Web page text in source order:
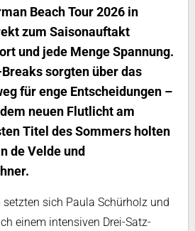
Beach Tour 2026 in
zum Saisonauftakt
und jede Menge Spannung.
sorgten über das
für enge Entscheidungen –
neuen Flutlicht am
Titel des Sommers holten
de Velde und
setzten sich Paula Schürholz und
einem intensiven Drei-Satz-